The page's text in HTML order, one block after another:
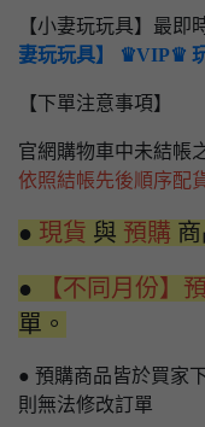
【小妻玩玩具】最
妻玩玩具】 ♛VIP♛
【下單注意事項】
官網購物車中未結帳
依照結帳先後順序配
● 現貨 與 預購
● 【不同月份】
單。
● 預購商品皆於買家
則無法修改訂單